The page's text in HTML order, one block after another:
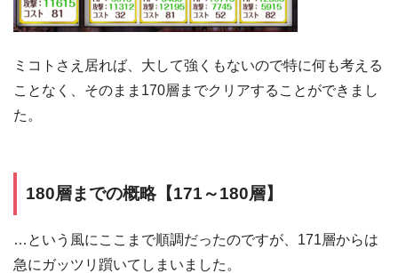
ミコトさえ居れば、大して強くもないので特に何も考える
ことなく、そのまま170層までクリアすることができまし
た。
180層までの概略【171～180層】
…という風にここまで順調だったのですが、171層からは
急にガッツリ躓いてしまいました。